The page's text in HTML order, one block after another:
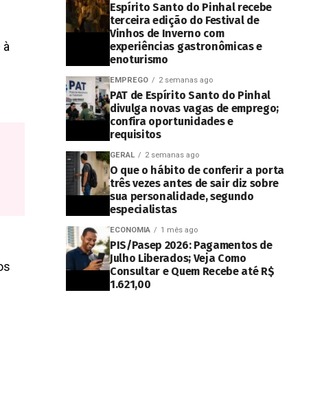
Espírito Santo do Pinhal recebe
terceira edição do Festival de
Vinhos de Inverno com
experiências gastronômicas e
enoturismo
EMPREGO 2 semanas ago
PAT de Espírito Santo do Pinhal
divulga novas vagas de emprego;
confira oportunidades e
requisitos
GERAL 2 semanas ago
O que o hábito de conferir a porta
três vezes antes de sair diz sobre
sua personalidade, segundo
especialistas
ECONOMIA 1 mês ago
PIS/Pasep 2026: Pagamentos de
Julho Liberados; Veja Como
Consultar e Quem Recebe até R$
1.621,00